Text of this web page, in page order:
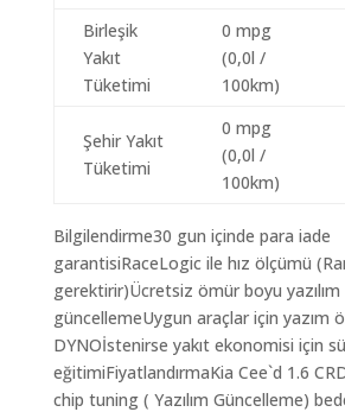
Birleşik
Yakıt
Tüketimi
0 mpg
(0,0l /
100km)
Şehir Yakıt
Tüketimi
0 mpg
(0,0l /
100km)
Bilgilendirme30 gun içinde para iade
garantisiRaceLogic ile hız ölçümü
gerektirir)Ücretsiz ömür boyu yazılım
güncellemeUygun araçlar için yazım
DYNOİstenirse yakıt ekonomisi için
eğitimiFiyatlandırmaKia Cee`d 1.6
chip tuning ( Yazılım Güncelleme)